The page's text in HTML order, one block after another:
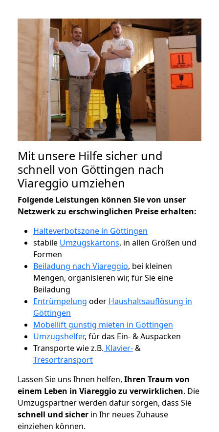
Mit unsere Hilfe sicher und
schnell von Göttingen nach
Viareggio umziehen
Folgende Leistungen können Sie von unser
Netzwerk zu erschwinglichen Preise erhalten:
Halteverbotszone in Göttingen
stabile Umzugskartons, in allen Größen und
Formen
Beiladung nach Viareggio, bei kleinen
Mengen, organisieren wir, für Sie eine
Beiladung
Entrümpelung oder Haushaltsauflösung in
Göttingen
Möbellift günstig mieten in Göttingen
Umzugshelfer, für das Ein- & Auspacken
Transporte wie z.B. Klavier-&
Tresortransport
Lassen Sie uns Ihnen helfen, Ihren Traum von
einem Leben in Viareggio zu verwirklichen. Die
Umzugspartner werden dafür sorgen, dass Sie
schnell und sicher in Ihr neues Zuhause
einziehen können.